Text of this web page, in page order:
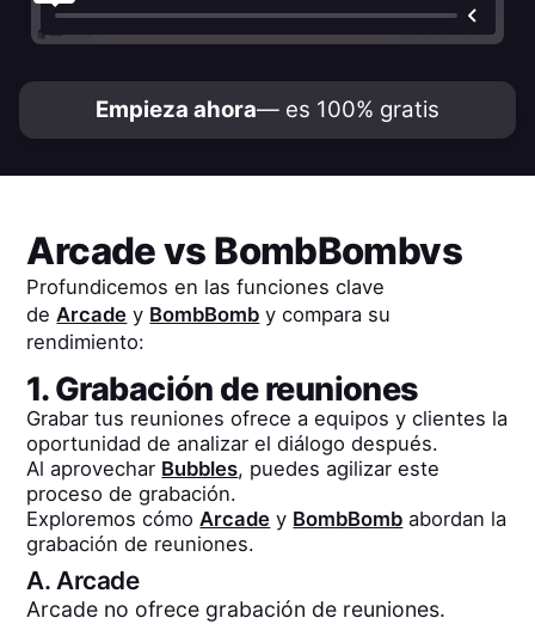
Empieza ahora— es 100% gratis
Arcadevs BombBombvs
Profundicemos en las funciones clave
deArcade y BombBomb y compara su
rendimiento:
1. Grabación de reuniones
Grabar tus reuniones ofrece a equipos y clientes la
oportunidad de analizar el diálogo después.
Al aprovechar Bubbles, puedes agilizar este
proceso de grabación.
Exploremos cómo Arcade y BombBomb abordan la
grabación de reuniones.
A.Arcade
Arcade no ofrece grabación de reuniones.